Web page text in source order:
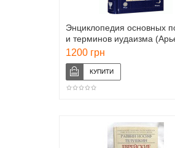
Энциклопедия основных
и терминов иудаизма
Эфраим)
1200 грн